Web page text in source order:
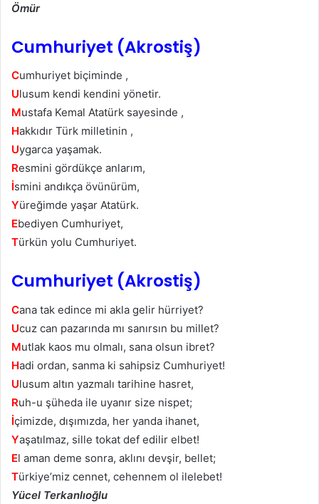
Ömür
Cumhuriyet (Akrostiş)
Cumhuriyet biçiminde ,
Ulusum kendi kendini yönetir.
Mustafa Kemal Atatürk sayesinde ,
Hakkıdır Türk milletinin ,
Uygarca yaşamak.
Resmini gördükçe anlarım,
İsmini andıkça övünürüm,
Yüreğimde yaşar Atatürk.
Ebediyen Cumhuriyet,
Türkün yolu Cumhuriyet.
Cumhuriyet (Akrostiş)
Cana tak edince mi akla gelir hürriyet?
Ucuz can pazarında mı sanırsın bu millet?
Mutlak kaos mu olmalı, sana olsun ibret?
Hadi ordan, sanma ki sahipsiz Cumhuriyet!
Ulusum altın yazmalı tarihine hasret,
Ruh-u şüheda ile uyanır size nispet;
İçimizde, dışımızda, her yanda ihanet,
Yaşatılmaz, sille tokat def edilir elbet!
El aman deme sonra, aklını devşir, bellet;
Türkiye’miz cennet, cehennem ol ilelebet!
Yücel Terkanlıoğlu